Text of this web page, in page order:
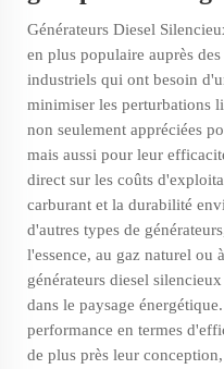
Générateurs Diesel
en plus populaire auprès
industriels qui ont besoin
minimiser les perturbations
non seulement appréciées
mais aussi pour leur
direct sur les coûts
carburant et la durabilité
d'autres types de
l'essence, au gaz naturel ou
générateurs diesel
dans le paysage
performance en termes
de plus près leur